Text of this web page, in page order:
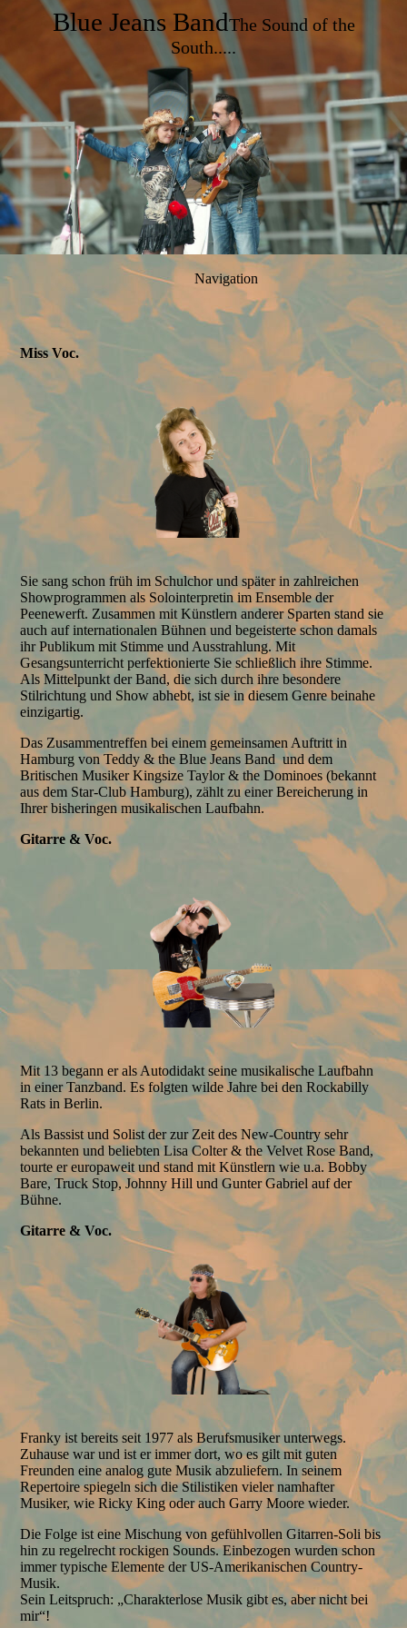
Blue Jeans BandThe Sound of the
South.....
Navigation
Miss Voc.
Sie sang schon früh im Schulchor und später in zahlreichen
Showprogrammen als Solointerpretin im Ensemble der
Peenewerft. Zusammen mit Künstlern anderer Sparten stand sie
auch auf internationalen Bühnen und begeisterte schon damals
ihr Publikum mit Stimme und Ausstrahlung. Mit
Gesangsunterricht perfektionierte Sie schließlich ihre Stimme.
Als Mittelpunkt der Band, die sich durch ihre besondere
Stilrichtung und Show abhebt, ist sie in diesem Genre beinahe
einzigartig.
Das Zusammentreffen bei einem gemeinsamen Auftritt in
Hamburg von Teddy & the Blue Jeans Band und dem
Britischen Musiker Kingsize Taylor & the Dominoes (bekannt
aus dem Star-Club Hamburg), zählt zu einer Bereicherung in
Ihrer bisheringen musikalischen Laufbahn.
Gitarre & Voc.
Mit 13 begann er als Autodidakt seine musikalische Laufbahn
in einer Tanzband. Es folgten wilde Jahre bei den Rockabilly
Rats in Berlin.
Als Bassist und Solist der zur Zeit des New-Country sehr
bekannten und beliebten Lisa Colter & the Velvet Rose Band,
tourte er europaweit und stand mit Künstlern wie u.a. Bobby
Bare, Truck Stop, Johnny Hill und Gunter Gabriel auf der
Bühne.
Gitarre & Voc.
Franky ist bereits seit 1977 als Berufsmusiker unterwegs.
Zuhause war und ist er immer dort, wo es gilt mit guten
Freunden eine analog gute Musik abzuliefern. In seinem
Repertoire spiegeln sich die Stilistiken vieler namhafter
Musiker, wie Ricky King oder auch Garry Moore wieder.
Die Folge ist eine Mischung von gefühlvollen Gitarren-Soli bis
hin zu regelrecht rockigen Sounds. Einbezogen wurden schon
immer typische Elemente der US-Amerikanischen Country-
Musik.
Sein Leitspruch: „Charakterlose Musik gibt es, aber nicht bei
mir“!